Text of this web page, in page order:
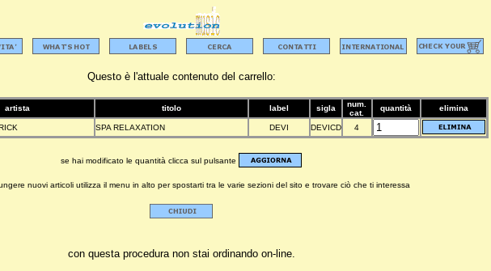
Questo è l'attuale contenuto del carrello:
artista titolo label sigla
num.
cat.
quantità elimina
SPA RELAXATION DEVI DEVICD 4
se hai modificato le quantità clicca sul pulsante
nuovi articoli utilizza il menu in alto per spostarti tra le varie sezioni del sito e trovare ciò che ti interessa
con questa procedura non stai ordinando on-line.